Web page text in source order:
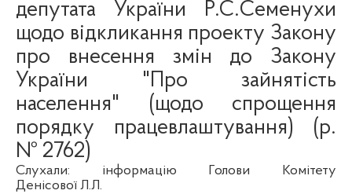
депутата України Р.С.Семенухи
щодо відкликання проекту Закону
про внесення змін до Закону
України "Про зайнятість
населення" (щодо спрощення
порядку працевлаштування) (р.
№ 2762)
Слухали: інформацію Голови
Комітету
Денісової Л.Л.